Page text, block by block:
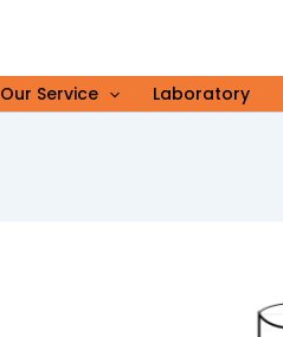
Our Service Laboratory